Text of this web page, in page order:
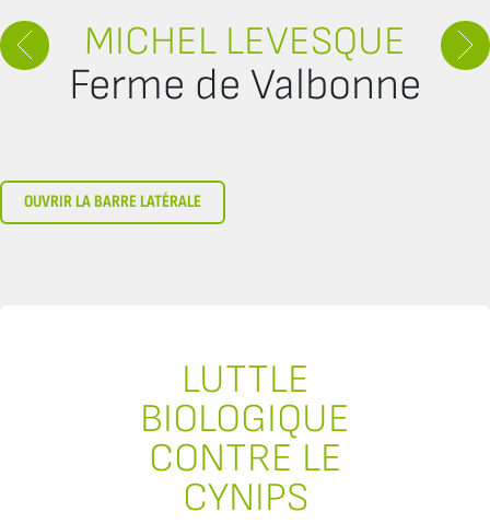
MICHEL LEVESQUE
Ferme de Valbonne
OUVRIR LA BARRE LATÉRALE
LUTTLE
BIOLOGIQUE
CONTRE LE
CYNIPS